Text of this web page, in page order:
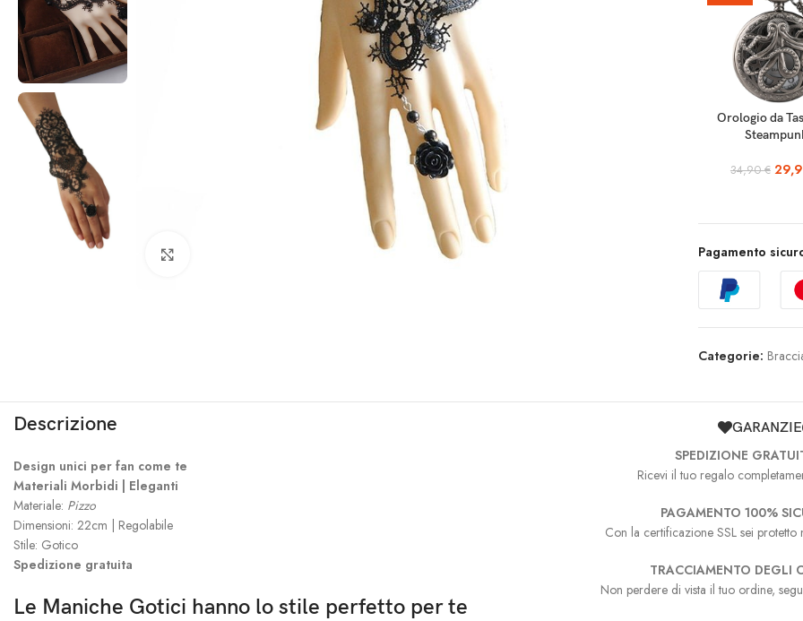
SCEGLI
Orologio da
34,90€
Pagamento
Categorie:
Descrizione
Design unici per fan come te
Materiali Morbidi | Eleganti
Materiale: Pizzo
Dimensioni: 22cm | Regolabile
Stile: Gotico
Spedizione gratuita
Le Maniche Gotici hanno lo stile perfetto per te
GARANZIE
SPEDIZIONE
Ricevi il tuo regalo
PAGAMENTO 100%
Con la certificazione SSL sei protetto
TRACCIAMENTO DEGLI
Non perdere di vista il tuo ordine,